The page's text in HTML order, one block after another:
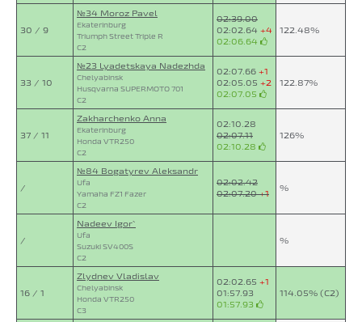
30 / 9
№34 Moroz Pavel
Ekaterinburg
Triumph Street Triple R
C2
02:39.00
02:02.64 +4
02:06.64
122.48%
33 / 10
№23 Lyadetskaya Nadezhda
Chelyabinsk
Husqvarna SUPERMOTO 701
C2
02:07.66 +1
02:05.05 +2
02:07.05
122.87%
37 / 11
Zakharchenko Anna
Ekaterinburg
Honda VTR250
C2
02:10.28
02:07.11
02:10.28
126%
/
№84 Bogatyrev Aleksandr
Ufa
Yamaha FZ1 Fazer
C2
02:02.42
02:07.20+1
%
/
Nadeev Igor`
Ufa
Suzuki SV400S
C2
%
16 / 1
Zlydnev Vladislav
Chelyabinsk
Honda VTR250
C3
02:02.65 +1
01:57.93
01:57.93
114.05% (C2)